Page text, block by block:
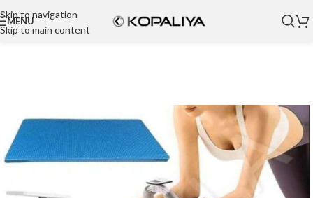
Skip to navigation
Skip to main content
MENU